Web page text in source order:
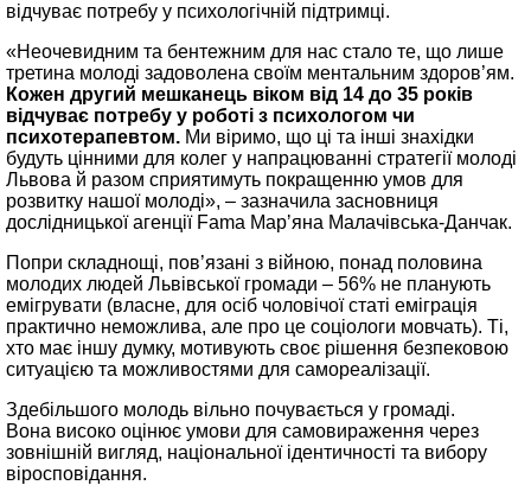
відчуває потребу у психологічній підтримці.
«Неочевидним та бентежним для нас стало те, що лише
третина молоді задоволена своїм ментальним здоров’ям.
Кожен другий мешканець віком від 14 до 35 років
відчуває потребу у роботі з психологом чи
психотерапевтом. Ми віримо, що ці та інші знахідки
будуть цінними для колег у напрацюванні стратегії молоді
Львова й разом сприятимуть покращенню умов для
розвитку нашої молоді», – зазначила засновниця
дослідницької агенції Fama Марʼяна Малачівська-Данчак.
Попри складнощі, пов’язані з війною, понад половина
молодих людей Львівської громади – 56% не планують
емігрувати (власне, для осіб чоловічої статі еміграція
практично неможлива, але про це соціологи мовчать). Ті,
хто має іншу думку, мотивують своє рішення безпековою
ситуацією та можливостями для самореалізації.
Здебільшого молодь вільно почувається у громаді.
Вона високо оцінює умови для самовираження через
зовнішній вигляд, національної ідентичності та вибору
віросповідання.